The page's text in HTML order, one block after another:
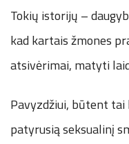
Tokių istorijų –
kad kartais žmones
atsivėrimai, matyti
Pavyzdžiui, būtent
patyrusią seksualinį